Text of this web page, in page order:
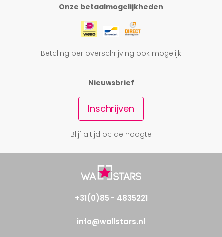
Onze betaalmogelijkheden
Betaling per overschrijving ook mogelijk
Nieuwsbrief
Inschrijven
Blijf altijd op de hoogte
+31(0)85 - 4835221
info@wallstars.nl